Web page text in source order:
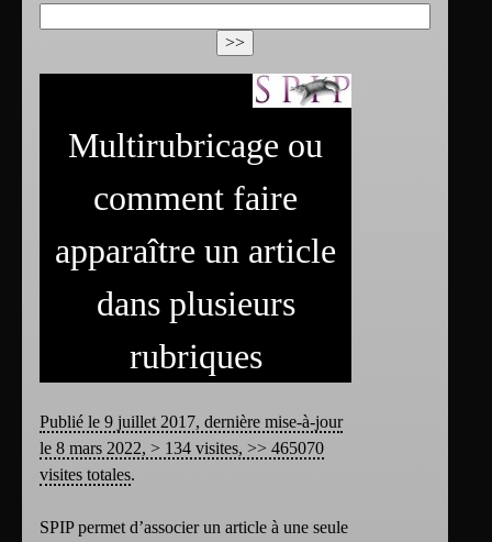
Multirubricage ou
comment faire
apparaître un article
dans plusieurs
rubriques
Publié le 9 juillet 2017, dernière mise-à-jour
le 8 mars 2022, > 134 visites, >> 465070
visites totales.
SPIP permet d’associer un article à une seule